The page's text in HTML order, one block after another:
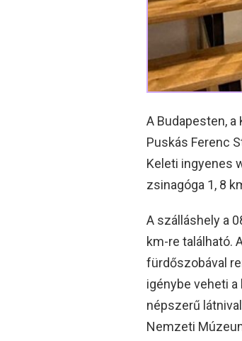
A Budapesten, a
Puskás Ferenc
Keleti ingyenes
zsinagóga 1, 8
A szálláshely a
km-re található.
fürdőszobával
igénybe veheti
népszerű
Nemzeti